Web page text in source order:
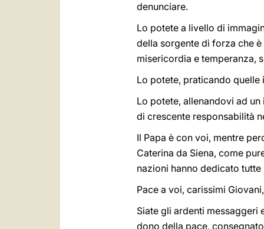
denunciare.
Lo potete a livello di
della sorgente di forza che
misericordia e temperanza,
Lo potete, praticando
Lo potete, allenandovi ad
di crescente responsabilità
Il Papa è con voi, mentre
Caterina da Siena, come
nazioni hanno dedicato
Pace a voi, carissimi
Siate gli ardenti messaggeri
dono della pace,